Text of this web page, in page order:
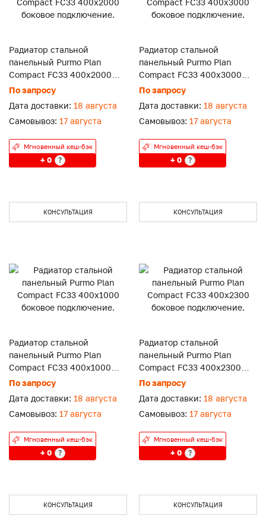
Радиатор стальной
панельный Purmo Plan
Compact FC33 400x2000
боковое подключение.
По запросу
Дата доставки: 18 августа
Самовывоз: 17 августа
Мгновенный кеш-бэк
+ 0 ?
КОНСУЛЬТАЦИЯ
Радиатор стальной
панельный Purmo Plan
Compact FC33 400x3000
боковое подключение.
По запросу
Дата доставки: 18 августа
Самовывоз: 17 августа
Мгновенный кеш-бэк
+ 0 ?
КОНСУЛЬТАЦИЯ
Радиатор стальной
панельный Purmo Plan
Compact FC33 400x1000
боковое подключение.
По запросу
Дата доставки: 18 августа
Самовывоз: 17 августа
Мгновенный кеш-бэк
+ 0 ?
КОНСУЛЬТАЦИЯ
Радиатор стальной
панельный Purmo Plan
Compact FC33 400x2300
боковое подключение.
По запросу
Дата доставки: 18 августа
Самовывоз: 17 августа
Мгновенный кеш-бэк
+ 0 ?
КОНСУЛЬТАЦИЯ